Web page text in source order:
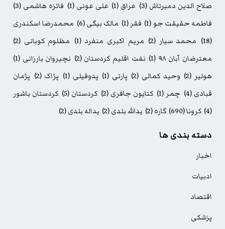
صلاح الدین دمیرتاش (3) عراق (1) علی عونی (1) فائزه هاشمی (3)
فاطمه حقیقت جو (1) فقر (1) مالک بیگی(6)
محمدرضا اسکندری
(18)
محمد سیار (2) مریم اکبری منفرد (1) مظلوم کوبانی (2)
معترضان آبان ۹۸
(1) نفت اقلیم کردستان (2) نچیروان بارزانی (1)
هولیر (2) وحید کمالی (2) پارتی (1) پدوفیلی (1) پژاک (2)
پژمان
قبادی (4) چمر (1) کتایون جافری (2) کردستان (5)
کردستان باشور
(4)
کرونا(690) گاره(2) یدالله بلدی(2) یداله بلدی(2)
دسته بندی ها
اخبار
ادبیات
اقتصاد
پزشکی